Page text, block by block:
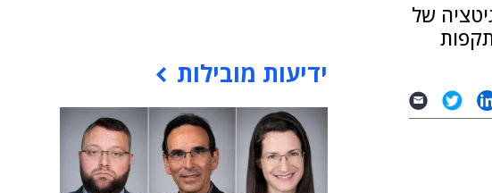
של
ידיעות מובילות